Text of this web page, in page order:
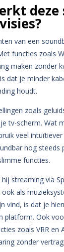
van een
functies zoals
maken zonder
dat je minder
houdt.
zoals
tv-scherm.Wat
veel
nog steeds
functies.
streaming via
als
vind, is dat je
platform.Ook
zoals VRR en
zonder